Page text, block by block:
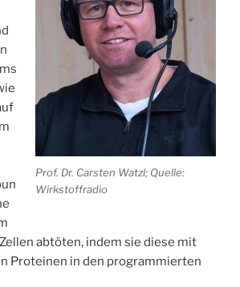
Prof. Dr. Carsten Watzl; Quelle:
Wirkstoffradio
abtöten, indem sie diese mit
Proteinen in den programmierten